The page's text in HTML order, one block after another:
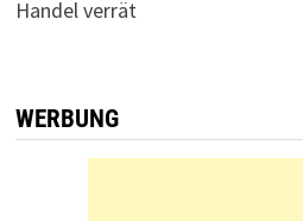
Handel verrät
WERBUNG